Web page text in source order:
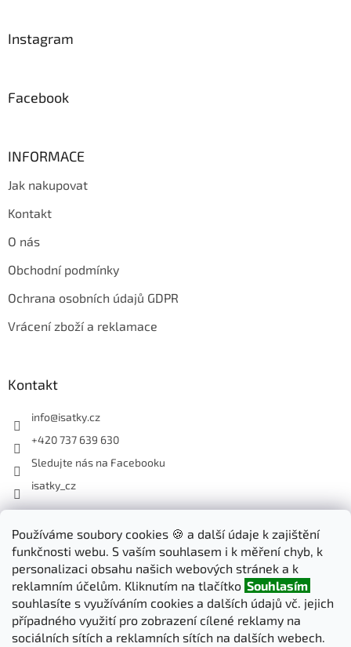
Používáme soubory cookies 🍪 a další údaje k zajištění
funkčnosti webu. S vaším souhlasem i k měření chyb, k
personalizaci obsahu našich webových stránek a k
reklamním účelům. Kliknutím na tlačítko Souhlasím
souhlasíte s využíváním cookies a dalších údajů vč. jejich
případného využití pro zobrazení cílené reklamy na
sociálních sítích a reklamních sítích na dalších webech.
Instagram
Facebook
INFORMACE
Jak nakupovat
Kontakt
O nás
Obchodní podmínky
Ochrana osobních údajů GDPR
Vrácení zboží a reklamace
Kontakt
info@isatky.cz
+420 737 639 630
Sledujte nás na Facebooku
isatky_cz
Odebírat newsletter
Vložte svůj e-mail a my vám budeme zasílat informace o nových
produktech na našem e-shopu.
E-mail